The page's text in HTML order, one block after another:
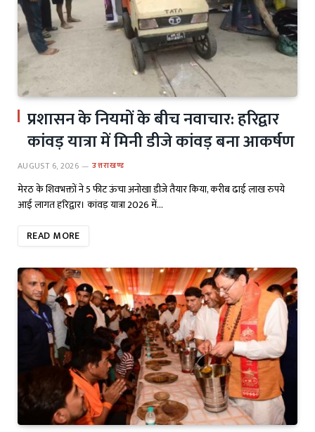
प्रशासन के नियमों के बीच नवाचार: हरिद्वार
कांवड़ यात्रा में मिनी डीजे कांवड़ बना आकर्षण
AUGUST 6, 2026 उत्तराखण्ड
मेरठ के शिवभक्तों ने 5 फीट ऊंचा अनोखा डीजे तैयार किया, करीब ढाई लाख रुपये
आई लागत हरिद्वार। कांवड़ यात्रा 2026 में…
READ MORE